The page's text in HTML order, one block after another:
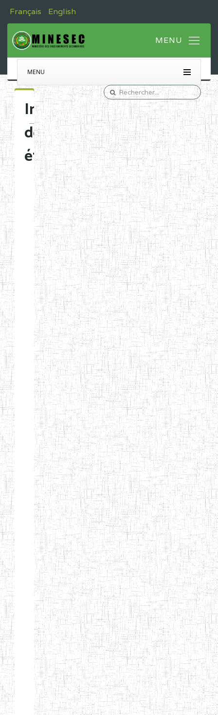
Français English
MENU
Immatriculation
des
établissements
Etablissements
d'enseignement
normal
ENI
Chercher:
Effacer les filtres
Denomination
Type
Nature
Arrondissement
Denomination Création Type Nature
GTTC
BANGEM
08/12/1997 ENIEG Public
GTTC
FONTEM
25/09/2000 ENIEG Public
GTTC
MAMFE
03/11/1983 ENIEG Public
GBTTC
25/08/1978 ENIEG Public